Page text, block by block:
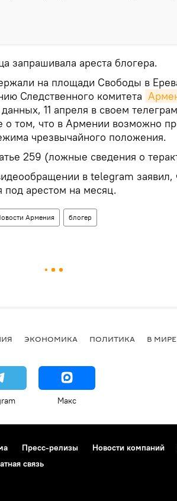
запрашивала ареста блогера.
на площади Свободы в
Следственного комитета
11 апреля в своем
о том, что в Армении возможно
чрезвычайного положения.
259 (ложные сведения о
в telegram заявил,
под арестом на месяц.
Армения блогер
ЭКОНОМИКА ПОЛИТИКА В МИРЕ
Макс
Пресс-релизы Новости компаний
связь